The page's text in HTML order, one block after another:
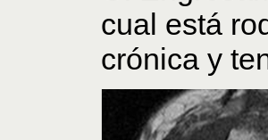
cual está
crónica y